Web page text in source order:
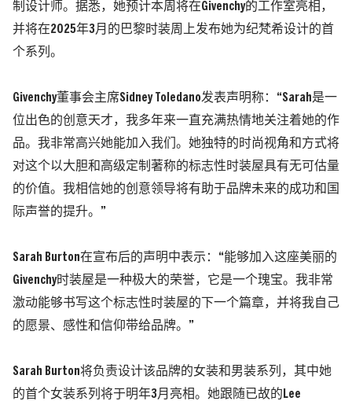
制设计师。据悉，她预计本周将在Givenchy的工作室亮相，
并将在2025年3月的巴黎时装周上发布她为纪梵希设计的首
个系列。
Givenchy董事会主席Sidney Toledano发表声明称：“Sarah是一
位出色的创意天才，我多年来一直充满热情地关注着她的作
品。我非常高兴她能加入我们。她独特的时尚视角和方式将
对这个以大胆和高级定制著称的标志性时装屋具有无可估量
的价值。我相信她的创意领导将有助于品牌未来的成功和国
际声誉的提升。”
Sarah Burton在宣布后的声明中表示：“能够加入这座美丽的
Givenchy时装屋是一种极大的荣誉，它是一个瑰宝。我非常
激动能够书写这个标志性时装屋的下一个篇章，并将我自己
的愿景、感性和信仰带给品牌。”
Sarah Burton将负责设计该品牌的女装和男装系列，其中她
的首个女装系列将于明年3月亮相。她跟随已故的 Lee